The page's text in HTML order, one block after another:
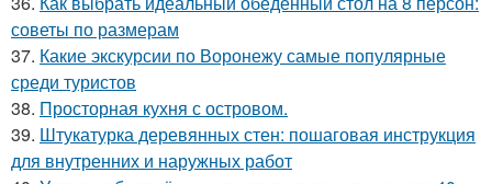
советы по размерам
37. Какие экскурсии по Воронежу самые популярные
среди туристов
38. Просторная кухня с островом.
39. Штукатурка деревянных стен: пошаговая инструкция
для внутренних и наружных работ